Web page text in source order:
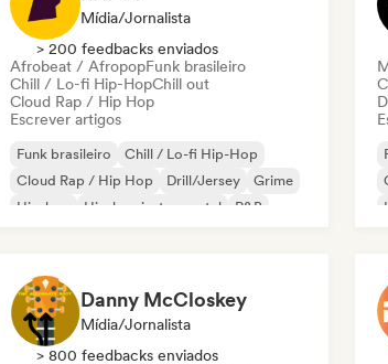
Mídia/Jornalista
> 200 feedbacks enviados
Afrobeat / AfropopFunk brasileiro
Chill / Lo-fi Hip-HopChill out
Cloud Rap / Hip Hop
Escrever artigos
Funk brasileiro
Chill / Lo-fi Hip-Hop
Cloud Rap / Hip Hop
Drill/Jersey
Grime
Hip-hop
Hip-hop instrumental R&B
Danny McCloskey
Mídia/Jornalista
> 800 feedbacks enviados